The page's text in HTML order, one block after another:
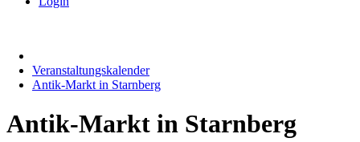
Veranstaltungskalender
Antik-Markt in Starnberg
Antik-Markt in Starnberg